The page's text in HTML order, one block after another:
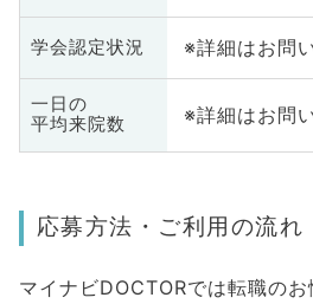
学会認定状況 ※詳細はお問
一日の
平均来院数
※詳細はお問
応募方法・ご利用の流れ
マイナビDOCTORでは転職の